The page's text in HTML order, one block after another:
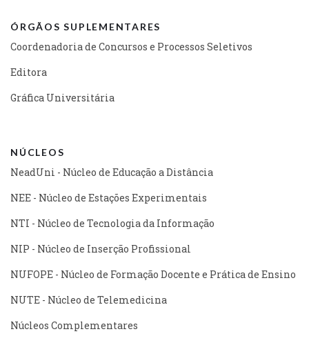
ÓRGÃOS SUPLEMENTARES
Coordenadoria de Concursos e Processos Seletivos
Editora
Gráfica Universitária
NÚCLEOS
NeadUni - Núcleo de Educação a Distância
NEE - Núcleo de Estações Experimentais
NTI - Núcleo de Tecnologia da Informação
NIP - Núcleo de Inserção Profissional
NUFOPE - Núcleo de Formação Docente e Prática de Ensino
NUTE - Núcleo de Telemedicina
Núcleos Complementares